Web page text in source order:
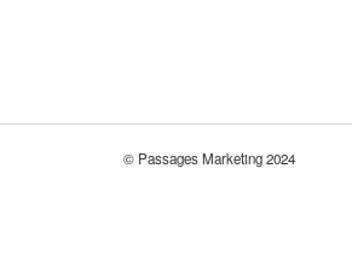
© Passages Marketing 2024